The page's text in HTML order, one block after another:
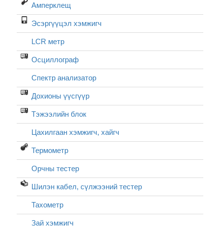
Амперклещ
Эсэргүүцэл хэмжигч
LCR метр
Осциллограф
Спектр анализатор
Дохионы үүсгүүр
Тэжээлийн блок
Цахилгаан хэмжигч, хайгч
Термометр
Орчны тестер
Шилэн кабел, cүлжээний тестер
Тахометр
Зай хэмжигч